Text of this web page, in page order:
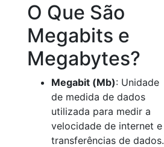
O Que São
Megabits e
Megabytes?
Megabit (Mb): Unidade
de medida de dados
utilizada para medir a
velocidade de internet e
transferências de dados.